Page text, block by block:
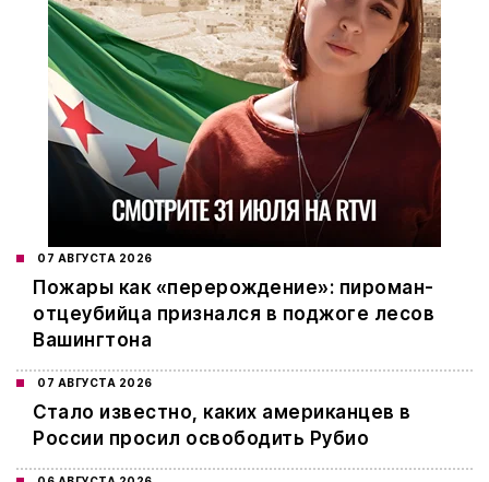
07 АВГУСТА 2026
Пожары как «перерождение»: пироман-
отцеубийца признался в поджоге лесов
Вашингтона
07 АВГУСТА 2026
Стало известно, каких американцев в
России просил освободить Рубио